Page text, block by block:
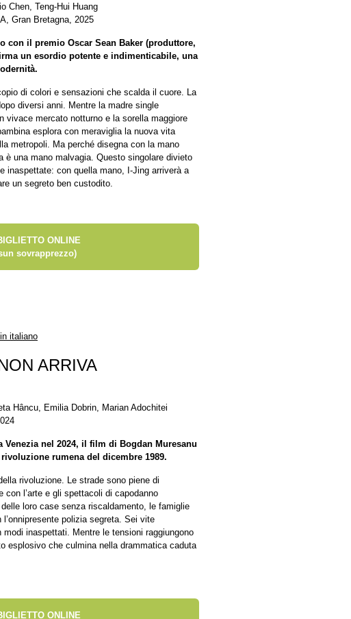
Chen, Teng-Hui Huang
Gran Bretagna, 2025
il premio Oscar Sean Baker (produttore,
un esordio potente e indimenticabile, una
di colori e sensazioni che scalda il cuore. La
diversi anni. Mentre la madre single
vivace mercato notturno e la sorella maggiore
esplora con meraviglia la nuova vita
metropoli. Ma perché disegna con la mano
una mano malvagia. Questo singolare divieto
inaspettate: con quella mano, I-Jing arriverà a
un segreto ben custodito.
ONLINE
sovrapprezzo)
italiano
ARRIVA
Hâncu, Emilia Dobrin, Marian Adochitei
Venezia nel 2024, il film di Bogdan Muresanu
rumena del dicembre 1989.
rivoluzione. Le strade sono piene di
l’arte e gli spettacoli di capodanno
loro case senza riscaldamento, le famiglie
polizia segreta. Sei vite
inaspettati. Mentre le tensioni raggiungono
esplosivo che culmina nella drammatica caduta
ONLINE